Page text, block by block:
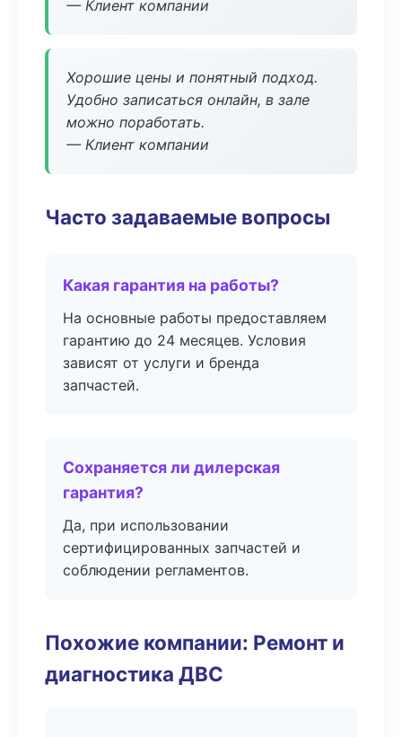
— Клиент компании
Хорошие цены и понятный подход.
Удобно записаться онлайн, в зале
можно поработать.
— Клиент компании
Часто задаваемые вопросы
Какая гарантия на работы?
На основные работы предоставляем
гарантию до 24 месяцев. Условия
зависят от услуги и бренда
запчастей.
Сохраняется ли дилерская
гарантия?
Да, при использовании
сертифицированных запчастей и
соблюдении регламентов.
Похожие компании: Ремонт и
диагностика ДВС